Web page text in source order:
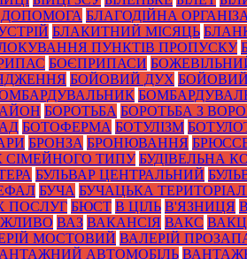
ДОПОМОГА БЛАГОДІЙНА
БЛАКИТНИЙ МІСЯЦЬ
ПУНКТІВ ПРОПУСКУ
БОЄПРИПАСИ
БОЙОВИЙ ДУХ
БОРОТЬБА БОРОТЬБА З
БОТОФЕРМА БОТУЛІЗМ
БРОНЗА БРОНЮВАННЯ
СІМЕЙНОГО ТИПУ БУДІВЕЛЬНА
БУЛЬВАР ЦЕНТРАЛЬНИЙ
БУЧА БУЧАЦЬКА
ПОСЛУГ БЮСТ В ЦІЛЬ В'ЯЗНИЦЯ
ВАЗ ВАКАНСІЯ ВАКС
МОСТОВИЙ ВАЛЕРІЙ
АВТОМОБІЛЬ